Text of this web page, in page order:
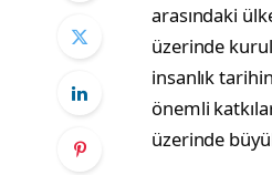
arasındaki
üzerinde
insanlık
önemli
üzerinde